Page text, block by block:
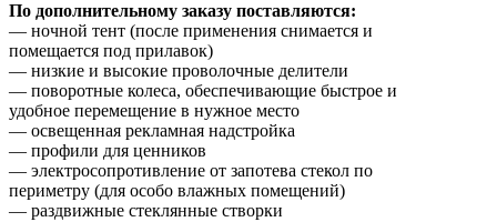
По дополнительному заказу поставляются:
— ночной тент (после применения снимается и
помещается под прилавок)
— низкие и высокие проволочные делители
— поворотные колеса, обеспечивающие быстрое и
удобное перемещение в нужное место
— освещенная рекламная надстройка
— профили для ценников
— электросопротивление от запотева стекол по
периметру (для особо влажных помещений)
— раздвижные стеклянные створки